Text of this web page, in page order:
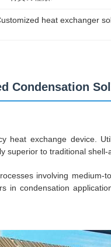
heat exchanger
Condensation
heat exchange device.
superior to traditional shell-
involving
in condensation